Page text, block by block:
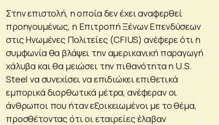
Στην επιστολή, η οποία δεν έχει αναφερθεί
προηγουμένως, η Επιτροπή Ξένων Επενδύσεων
στις Ηνωμένες Πολιτείες (CFIUS) ανέφερε ότι η
συμφωνία θα βλάψει την αμερικανική παραγωγή
χάλυβα και θα μειώσει την πιθανότητα η U.S.
Steel να συνεχίσει να επιδιώκει επιθετικά
εμπορικά διορθωτικά μέτρα, ανέφεραν οι
άνθρωποι που ήταν εξοικειωμένοι με το θέμα,
προσθέτοντας ότι οι εταιρείες έλαβαν